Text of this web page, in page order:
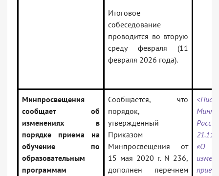
Итоговое
собеседование
проводится во вторую
среду февраля (11
февраля 2026 года).
Минпросвещения
сообщает об
изменениях в
порядке приема на
обучение по
образовательным
программам
Сообщается, что
порядок,
утвержденный
Приказом
Минпросвещения от
15 мая 2020 г. N 236,
дополнен перечнем
«О